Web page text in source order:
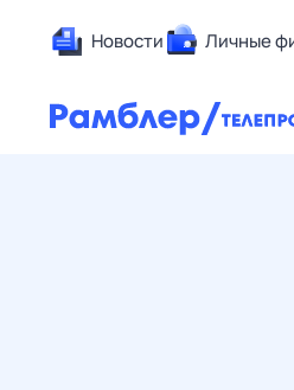
Новости Личные